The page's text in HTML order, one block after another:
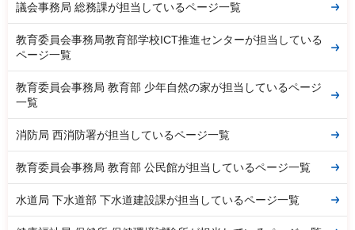
議会事務局 総務課が担当しているページ一覧
教育委員会事務局教育部学校ICT推進センターが担当している
ページ一覧
教育委員会事務局 教育部 少年自然の家が担当しているページ
一覧
消防局 西消防署が担当しているページ一覧
教育委員会事務局 教育部 公民館が担当しているページ一覧
水道局 下水道部 下水道建設課が担当しているページ一覧